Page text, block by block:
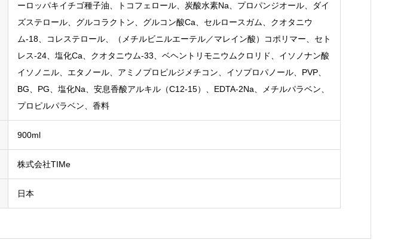
ーロッパキイチゴ種子油、トコフェロール、炭酸水素Na、プロパンジオール、ダイ
ズステロール、グルコラクトン、グルコン酸Ca、セルロースガム、クオタニウ
ム-18、コレステロール、（メチルビニルエーテル／マレイン酸）コポリマー、セト
レス-24、塩化Ca、クオタニウム-33、ベヘントリモニウムクロリド、イソノナン酸
イソノニル、エタノール、アミノプロピルジメチコン、イソプロパノール、PVP、
BG、PG、塩化Na、安息香酸アルキル（C12-15）、EDTA-2Na、メチルパラベン、
プロピルパラベン、香料
900ml
株式会社TIMe
日本